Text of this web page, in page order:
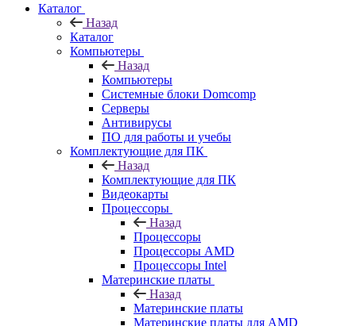
Каталог
Назад
Каталог
Компьютеры
Назад
Компьютеры
Системные блоки Domcomp
Серверы
Антивирусы
ПО для работы и учебы
Комплектующие для ПК
Назад
Комплектующие для ПК
Видеокарты
Процессоры
Назад
Процессоры
Процессоры AMD
Процессоры Intel
Материнские платы
Назад
Материнские платы
Материнские платы для AMD